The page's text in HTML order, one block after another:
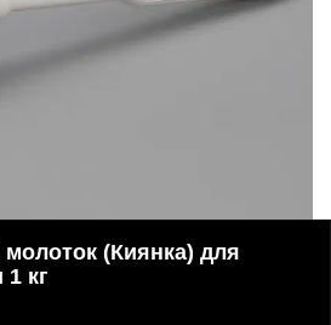
молоток (Киянка) для
кг